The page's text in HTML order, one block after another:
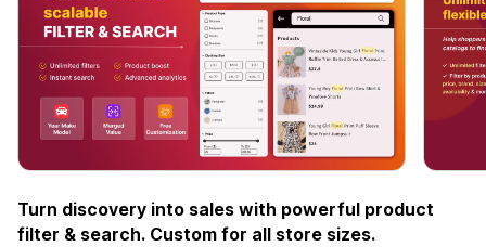
Turn discovery into sales with powerful product
filter & search. Custom for all store sizes.